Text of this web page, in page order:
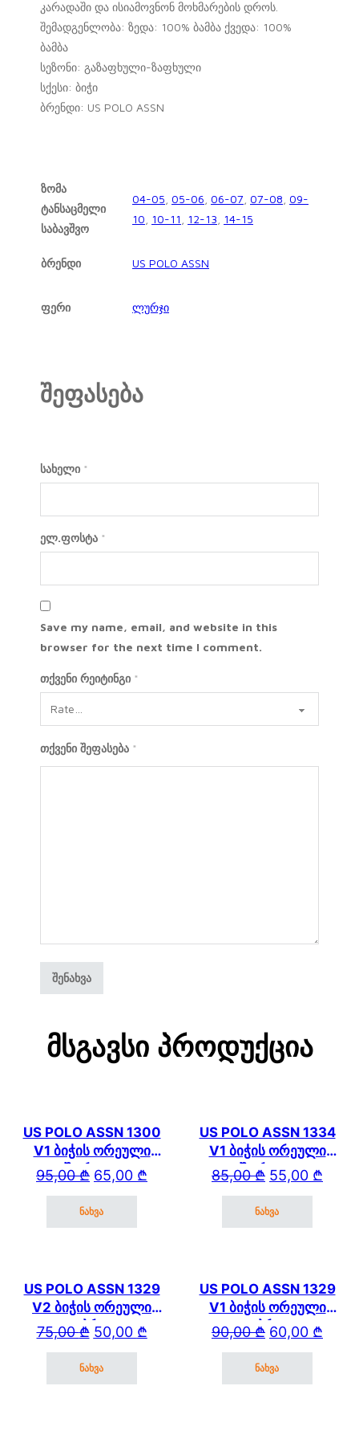
კარადაში და ისიამოვნონ მოხმარების დროს.
შემადგენლობა: ზედა: 100% ბამბა ქვედა: 100%
ბამბა
სეზონი: გაზაფხული-ზაფხული
სქესი: ბიჭი
ბრენდი: US POLO ASSN
ზომა
ტანსაცმელი
საბავშვო
04-05 05-06 06-07 07-08 09-
10
10-11 12-13 14-15
ბრენდი US POLO ASSN
ფერი ლურჯი
შეფასება
სახელი *
ელ.ფოსტა *
Save my name, email, and website in this
browser for the next time I comment.
თქვენი რეიტინგი *
თქვენი შეფასება *
Მსგავსი Პროდუქცია
US POLO ASSN 1300
V1 ბიჭის ორეული
შორტით
95,00₾ Original price was: 95,00 ₾.
65,00 ₾
Current price is: 65,00 ₾.
ნახვა
US POLO ASSN 1334
V1 ბიჭის ორეული
შორტით
85,00₾ Original price
55,00 ₾
Current price is:
ნახვა
US POLO ASSN 1329
V2 ბიჭის ორეული
კაპრით
75,00₾ Original price was: 75,00 ₾.
50,00 ₾
Current price is: 50,00 ₾.
ნახვა
US POLO ASSN 1329
V1 ბიჭის ორეული
კაპრით
90,00₾ Original price
60,00 ₾
Current price is:
ნახვა